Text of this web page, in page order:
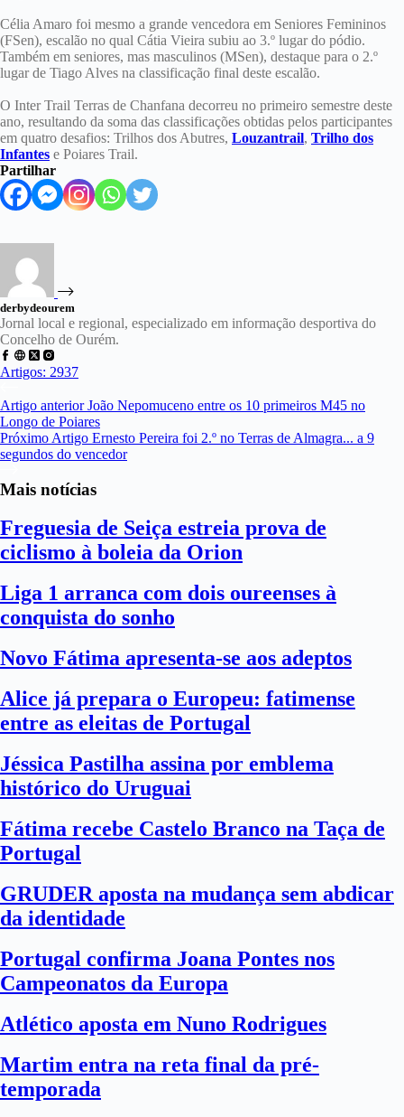
Célia Amaro foi mesmo a grande vencedora em Seniores Femininos
(FSen), escalão no qual Cátia Vieira subiu ao 3.º lugar do pódio.
Também em seniores, mas masculinos (MSen), destaque para o 2.º
lugar de Tiago Alves na classificação final deste escalão.
O Inter Trail Terras de Chanfana decorreu no primeiro semestre deste
ano, resultando da soma das classificações obtidas pelos participantes
em quatro desafios: Trilhos dos Abutres, Louzantrail, Trilho dos
Infantes e Poiares Trail.
Partilhar
derbydeourem
Jornal local e regional, especializado em informação desportiva do
Concelho de Ourém.
Artigos: 2937
Artigo anteriorJoão Nepomuceno entre os 10 primeiros M45 no
Longo de Poiares
Próximo Artigo Ernesto Pereira foi 2.º no Terras de Almagra... a 9
segundos do vencedor
Mais notícias
Freguesia de Seiça estreia prova de
ciclismo à boleia da Orion
Liga 1 arranca com dois oureenses à
conquista do sonho
Novo Fátima apresenta-se aos adeptos
Alice já prepara o Europeu: fatimense
entre as eleitas de Portugal
Jéssica Pastilha assina por emblema
histórico do Uruguai
Fátima recebe Castelo Branco na Taça de
Portugal
GRUDER aposta na mudança sem abdicar
da identidade
Portugal confirma Joana Pontes nos
Campeonatos da Europa
Atlético aposta em Nuno Rodrigues
Martim entra na reta final da pré-
temporada